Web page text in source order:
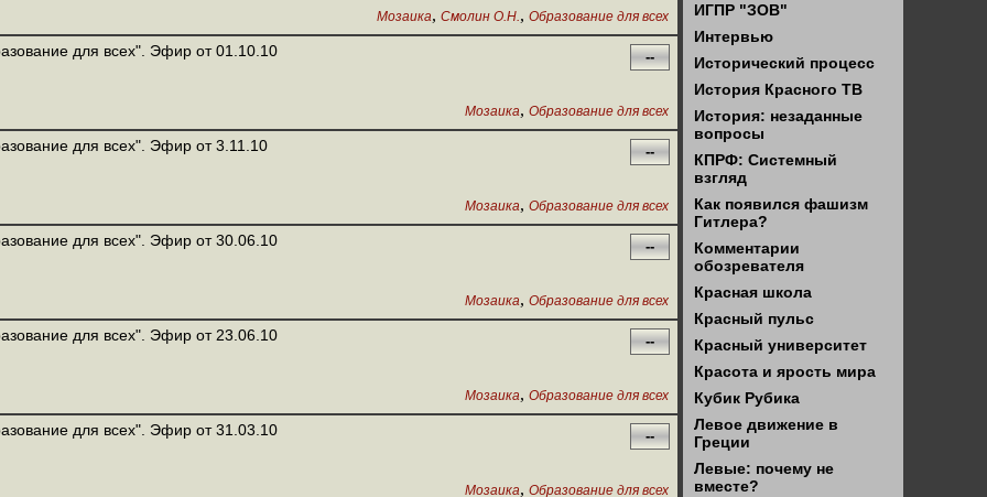
Мозаика, Смолин О.Н., Образование для всех
для всех". Эфир от 01.10.10 --
Мозаика, Образование для всех
для всех". Эфир от 3.11.10 --
Мозаика, Образование для всех
для всех". Эфир от 30.06.10 --
Мозаика, Образование для всех
для всех". Эфир от 23.06.10 --
Мозаика, Образование для всех
для всех". Эфир от 31.03.10 --
Мозаика, Образование для всех
ИГПР "ЗОВ"
Интервью
Исторический процесс
История Красного ТВ
История: незаданные
вопросы
КПРФ: Системный
взгляд
Как появился фашизм
Гитлера?
Комментарии
обозревателя
Красная школа
Красный пульс
Красный университет
Красота и ярость мира
Кубик Рубика
Левое движение в
Греции
Левые: почему не
вместе?